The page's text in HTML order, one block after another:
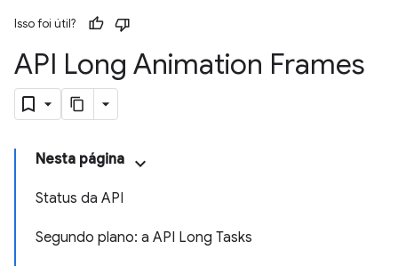
Isso foi útil?
API Long Animation Frames
Nesta página
Status da API
Segundo plano: a API Long Tasks